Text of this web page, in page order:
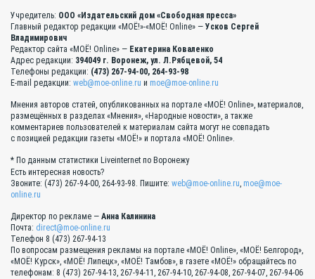
Учредитель: ООО «Издательский дом «Свободная пресса»
Главный редактор редакции «МОЁ!»-«МОЁ! Online» — Усков Сергей
Владимирович
Редактор сайта «МОЁ! Online» — Екатерина Коваленко
Адрес редакции: 394049 г. Воронеж, ул. Л.Рябцевой, 54
Телефоны редакции: (473) 267-94-00, 264-93-98
E-mail редакции: web@moe-online.ru и moe@moe-online.ru
Мнения авторов статей, опубликованных на портале «МОЁ! Online», материалов,
размещённых в разделах «Мнения», «Народные новости», а также
комментариев пользователей к материалам сайта могут не совпадать
с позицией редакции газеты «МОЁ!» и портала «МОЁ! Online».
* По данным статистики Liveinternet по Воронежу
Есть интересная новость?
Звоните: (473) 267-94-00, 264-93-98. Пишите: web@moe-online.ru, moe@moe-
online.ru
Директор по рекламе — Анна Калинина
Почта: direct@moe-online.ru
Телефон 8 (473) 267-94-13
По вопросам размещения рекламы на портале «МОЁ! Online», «МОЁ! Белгород»,
«МОЁ! Курск», «МОЁ! Липецк», «МОЁ! Тамбов», в газете «МОЁ!» обращайтесь по
телефонам: 8 (473) 267-94-13, 267-94-11, 267-94-10, 267-94-08, 267-94-07, 267-94-06